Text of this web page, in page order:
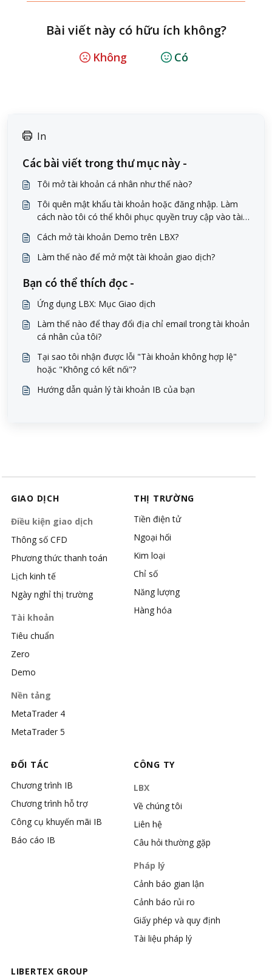
Bài viết này có hữu ích không?
Không Có
In
Các bài viết trong thư mục này -
Tôi mở tài khoản cá nhân như thế nào?
Tôi quên mật khẩu tài khoản hoặc đăng nhập. Làm
cách nào tôi có thể khôi phục quyền truy cập vào tài
Cách mở tài khoản Demo trên LBX?
Làm thế nào để mở một tài khoản giao dịch?
Bạn có thể thích đọc -
Ứng dụng LBX: Mục Giao dịch
Làm thế nào để thay đổi địa chỉ email trong tài khoản
cá nhân của tôi?
Tại sao tôi nhận được lỗi "Tài khoản không hợp lệ"
hoặc "Không có kết nối"?
Hướng dẫn quản lý tài khoản IB của bạn
GIAO DỊCH
Điều kiện giao dịch
Thông số CFD
Phương thức thanh toán
Lịch kinh tế
Ngày nghỉ thị trường
Tài khoản
Tiêu chuẩn
Zero
Demo
Nền tảng
MetaTrader 4
MetaTrader 5
THỊ TRƯỜNG
Tiền điện tử
Ngoại hối
Kim loại
Chỉ số
Năng lượng
Hàng hóa
ĐỐI TÁC
Chương trình IB
Chương trình hỗ trợ
Công cụ khuyến mãi IB
Báo cáo IB
CÔNG TY
LBX
Về chúng tôi
Liên hệ
Câu hỏi thường gặp
Pháp lý
Cảnh báo gian lận
Cảnh báo rủi ro
Giấy phép và quy định
Tài liệu pháp lý
LIBERTEX GROUP